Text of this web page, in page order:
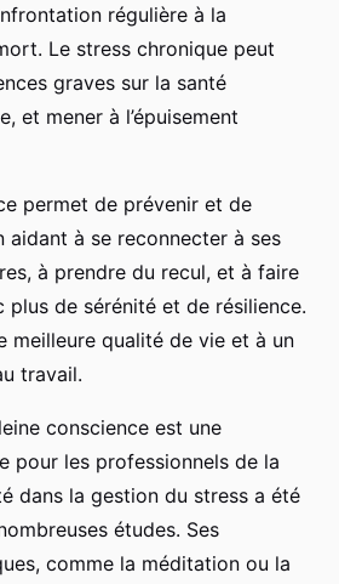
régulière à la
Le stress chronique peut
graves sur la santé
et mener à l’épuisement
permet de prévenir et de
aidant à se reconnecter à ses
à prendre du recul, et à faire
plus de sérénité et de résilience.
meilleure qualité de vie et à un
travail.
conscience est une
pour les professionnels de la
dans la gestion du stress a été
études. Ses
comme la méditation ou la